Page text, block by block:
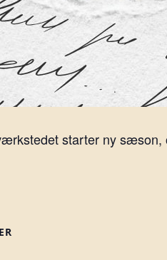
starter ny sæson,